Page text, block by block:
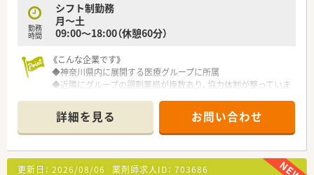
勤務
時間
シフト制勤務
月～土
09:00～18:00（休憩60分）
《こんな企業です》
◆神奈川県内に展開する医療グループに所属
◆近隣にグループの調剤薬局が複数あり、協力体制が整っていま
◆18時までで残業ほぼなしの貴重な常勤募集
◆賞与は約4ヶ月分支給実績あり！
◆総合病院門前で取り扱い科目多数
◆在宅も受けており薬剤師としてスキルアップしたい方に！
◆経験の浅い方でも丁寧な指導が受けられる環境
詳細を見る お問い合わせ
更新日： 2026/08/06 薬剤師求人ID： 703686